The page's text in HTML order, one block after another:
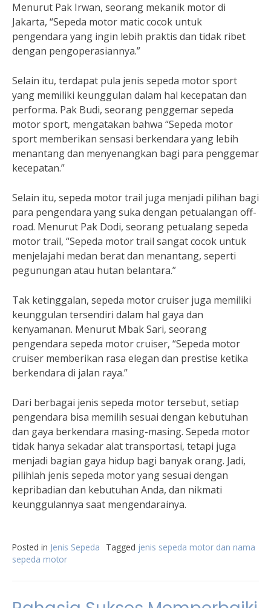
Menurut Pak Irwan, seorang mekanik motor di
Jakarta, “Sepeda motor matic cocok untuk
pengendara yang ingin lebih praktis dan tidak ribet
dengan pengoperasiannya.”
Selain itu, terdapat pula jenis sepeda motor sport
yang memiliki keunggulan dalam hal kecepatan dan
performa. Pak Budi, seorang penggemar sepeda
motor sport, mengatakan bahwa “Sepeda motor
sport memberikan sensasi berkendara yang lebih
menantang dan menyenangkan bagi para penggemar
kecepatan.”
Selain itu, sepeda motor trail juga menjadi pilihan bagi
para pengendara yang suka dengan petualangan off-
road. Menurut Pak Dodi, seorang petualang sepeda
motor trail, “Sepeda motor trail sangat cocok untuk
menjelajahi medan berat dan menantang, seperti
pegunungan atau hutan belantara.”
Tak ketinggalan, sepeda motor cruiser juga memiliki
keunggulan tersendiri dalam hal gaya dan
kenyamanan. Menurut Mbak Sari, seorang
pengendara sepeda motor cruiser, “Sepeda motor
cruiser memberikan rasa elegan dan prestise ketika
berkendara di jalan raya.”
Dari berbagai jenis sepeda motor tersebut, setiap
pengendara bisa memilih sesuai dengan kebutuhan
dan gaya berkendara masing-masing. Sepeda motor
tidak hanya sekadar alat transportasi, tetapi juga
menjadi bagian gaya hidup bagi banyak orang. Jadi,
pilihlah jenis sepeda motor yang sesuai dengan
kepribadian dan kebutuhan Anda, dan nikmati
keunggulannya saat mengendarainya.
Posted in Jenis Sepeda Tagged jenis sepeda motor dan nama
sepeda motor